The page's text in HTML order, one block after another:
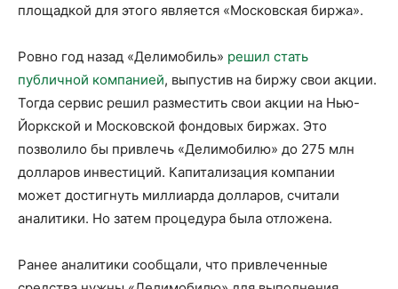
площадкой для этого является «Московская биржа».
Ровно год назад «Делимобиль» решил стать
публичной компанией, выпустив на биржу свои акции.
Тогда сервис решил разместить свои акции на Нью-
Йоркской и Московской фондовых биржах. Это
позволило бы привлечь «Делимобилю» до 275 млн
долларов инвестиций. Капитализация компании
может достигнуть миллиарда долларов, считали
аналитики. Но затем процедура была отложена.
Ранее аналитики сообщали, что привлеченные